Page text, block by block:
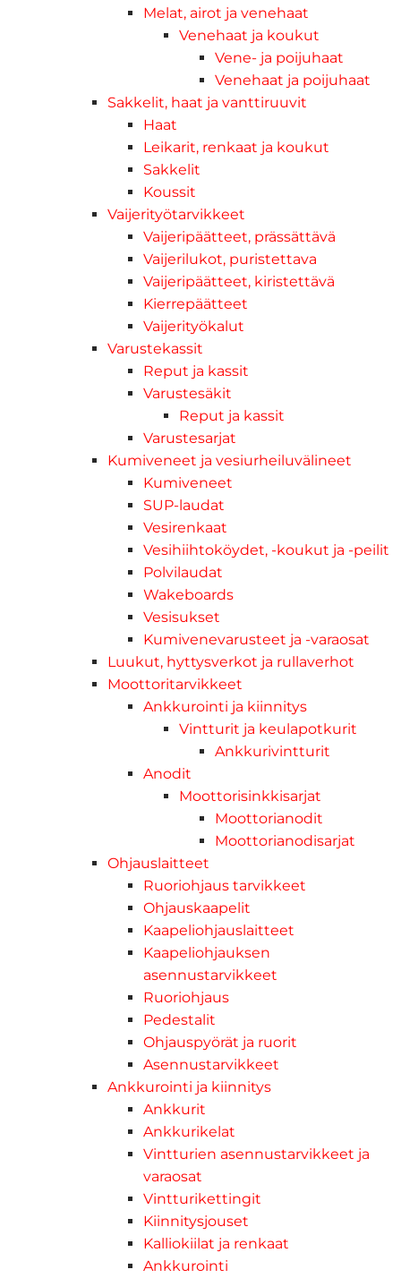
Melat, airot ja venehaat
Venehaat ja koukut
Vene- ja poijuhaat
Venehaat ja poijuhaat
Sakkelit, haat ja vanttiruuvit
Haat
Leikarit, renkaat ja koukut
Sakkelit
Koussit
Vaijerityötarvikkeet
Vaijeripäätteet, prässättävä
Vaijerilukot, puristettava
Vaijeripäätteet, kiristettävä
Kierrepäätteet
Vaijerityökalut
Varustekassit
Reput ja kassit
Varustesäkit
Reput ja kassit
Varustesarjat
Kumiveneet ja vesiurheiluvälineet
Kumiveneet
SUP-laudat
Vesirenkaat
Vesihiihtoköydet, -koukut ja -peilit
Polvilaudat
Wakeboards
Vesisukset
Kumivenevarusteet ja -varaosat
Luukut, hyttysverkot ja rullaverhot
Moottoritarvikkeet
Ankkurointi ja kiinnitys
Vintturit ja keulapotkurit
Ankkurivintturit
Anodit
Moottorisinkkisarjat
Moottorianodit
Moottorianodisarjat
Ohjauslaitteet
Ruoriohjaus tarvikkeet
Ohjauskaapelit
Kaapeliohjauslaitteet
Kaapeliohjauksen
asennustarvikkeet
Ruoriohjaus
Pedestalit
Ohjauspyörät ja ruorit
Asennustarvikkeet
Ankkurointi ja kiinnitys
Ankkurit
Ankkurikelat
Vintturien asennustarvikkeet ja
varaosat
Vintturikettingit
Kiinnitysjouset
Kalliokiilat ja renkaat
Ankkurointi